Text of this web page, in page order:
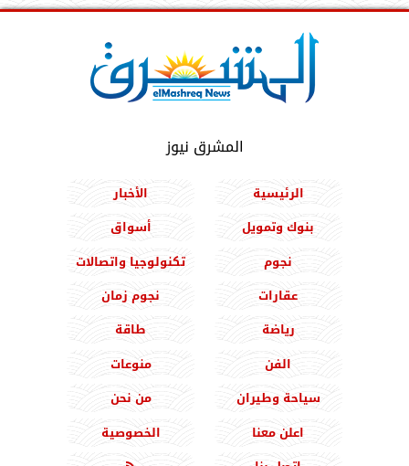
المشرق نيوز
الرئيسية
الأخبار
بنوك وتمويل
أسواق
نجوم
تكنولوجيا واتصالات
عقارات
نجوم زمان
رياضة
طاقة
الفن
منوعات
سياحة وطيران
من نحن
اعلن معنا
الخصوصية